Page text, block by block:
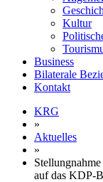
Kultur
Business
Bilaterale
Kontakt
KRG
»
Aktuelles
»
auf das KDP-